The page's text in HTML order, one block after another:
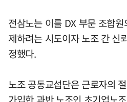
전삼노는 이를 DX 부문 조합
제하려는 시도이자 노조 간 신
정했다.
노조 공동교섭단은 근로자의